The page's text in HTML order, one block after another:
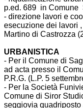
p.ed. 689 in Comune
- direzione lavori e
esecuzione dei lavori
Martino di Castrozza
URBANISTICA
- Per il Comune di
ad acta presso il
P.R.G. (L.P. 5
- Per la Società
Comune di Siror
seggiovia quadriposto